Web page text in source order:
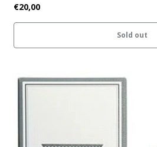
€20,00
Sold out